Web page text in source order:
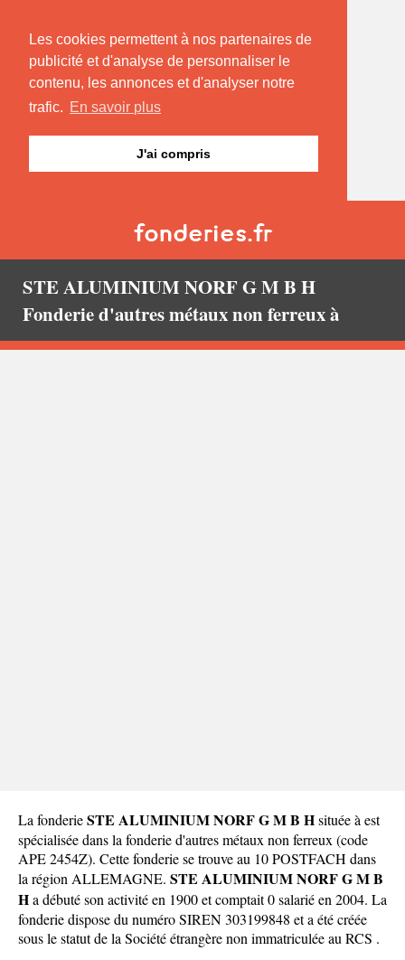
Les cookies permettent à nos partenaires de
publicité et d'analyse de personnaliser le
contenu, les annonces et d'analyser notre
trafic. En savoir plus
J'ai compris
STE ALUMINIUM NORF G M B H
Fonderie d'autres métaux non ferreux à
La fonderieSTE ALUMINIUM NORF G M B Hsituée à est
spécialisée dans la fonderie d'autres métaux non ferreux (code
APE 2454Z). Cette fonderie se trouve au 10 POSTFACH dans
la région ALLEMAGNE. STE ALUMINIUM NORF G M B
Ha débuté son activité en 1900 et comptait 0 salarié en 2004. La
fonderie dispose du numéro SIREN 303199848 et a été créée
sous le statut de la Société étrangère non immatriculée au RCS .